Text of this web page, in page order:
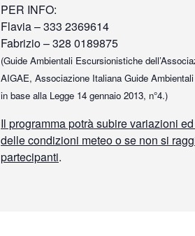
PER INFO:
Flavia – 333 2369614
Fabrizio – 328 0189875
(Guide Ambientali Escursionistiche
AIGAE, Associazione Italiana Guide
in base alla Legge 14 gennaio 2013, n°4.)
Il programma potrà subire variazioni
delle condizioni meteo o se non si
partecipanti.